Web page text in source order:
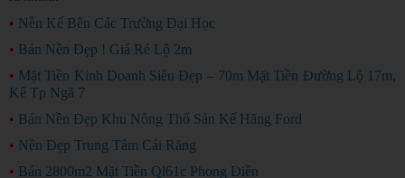
• Nền Kế Bên Các Trường Đại Học
• Bán Nền Đẹp ! Giá Rẻ Lộ 2m
• Mặt Tiền Kinh Doanh Siêu Đẹp – 70m Mặt Tiền Đường Lộ 17m,
Kế Tp Ngã 7
• Bán Nền Đẹp Khu Nông Thổ Sản Kế Hãng Ford
• Nền Đẹp Trung Tâm Cái Răng
• Bán 2800m2 Mặt Tiền Ql61c Phong Điền